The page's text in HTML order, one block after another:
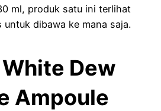
ml, produk satu ini terlihat
dibawa ke mana saja.
Dew
Ampoule